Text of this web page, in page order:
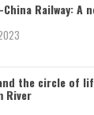
China Railway: A
the circle of
River